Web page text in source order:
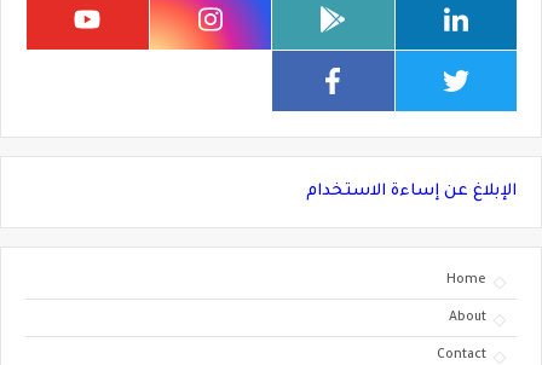
الإبلاغ عن إساءة الاستخدام
Home
About
Contact